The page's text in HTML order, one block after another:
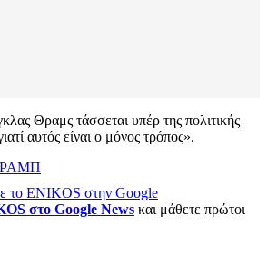
Θραμς τάσσεται υπέρ της πολιτικής
αυτός είναι ο μόνος τρόπος».
το ENIKOS στην Google
στο Google News και μάθετε πρώτοι